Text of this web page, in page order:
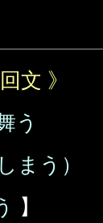
文 》
う
まう）
】